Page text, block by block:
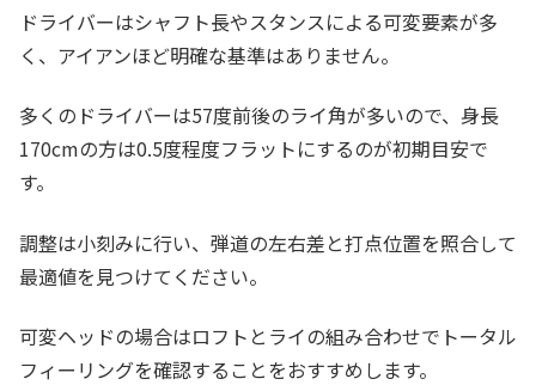
ドライバーはシャフト長やスタンスによる可変要素が多
く、アイアンほど明確な基準はありません。
多くのドライバーは57度前後のライ角が多いので、身長
170cmの方は0.5度程度フラットにするのが初期目安で
す。
調整は小刻みに行い、弾道の左右差と打点位置を照合して
最適値を見つけてください。
可変ヘッドの場合はロフトとライの組み合わせでトータル
フィーリングを確認することをおすすめします。